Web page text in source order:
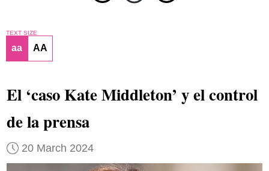
TEXT SIZE
aa AA
El ‘caso Kate Middleton’ y el control
de la prensa
20 March 2024